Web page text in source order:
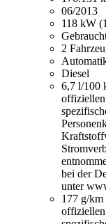
06/2013
118 kW
2
Diesel
6,7 l/100
bei der
unter
177 g/